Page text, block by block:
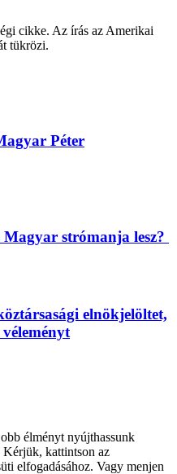
cikke. Az írás az Amerikai
tükrözi.
Péter
strómanja lesz?
elnökjelöltet,
élményt nyújthassunk
Kérjük, kattintson az
elfogadásához. Vagy menjen